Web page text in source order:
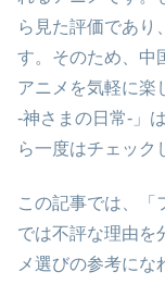
ら見た評価であり
す。そのため、中
アニメを気軽に楽
-神さまの日常-」
ら一度はチェック
この記事では、「
では不評な理由を
メ選びの参考に